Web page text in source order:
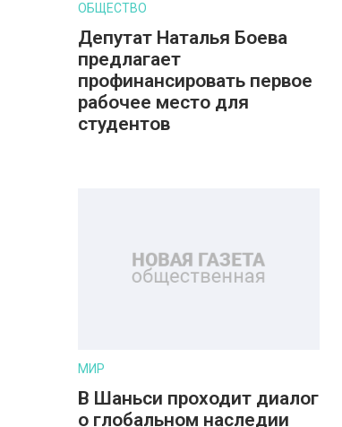
ОБЩЕСТВО
Депутат Наталья Боева
предлагает
профинансировать первое
рабочее место для
студентов
МИР
В Шаньси проходит диалог
о глобальном наследии